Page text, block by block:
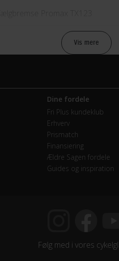
Promax TX123Vis mere
Dine fordele
Fri Plus kundeklub
Erhverv
Prismatch
Finansiering
Ældre Sagen fordele
Guides og inspiration
Følg med i vores